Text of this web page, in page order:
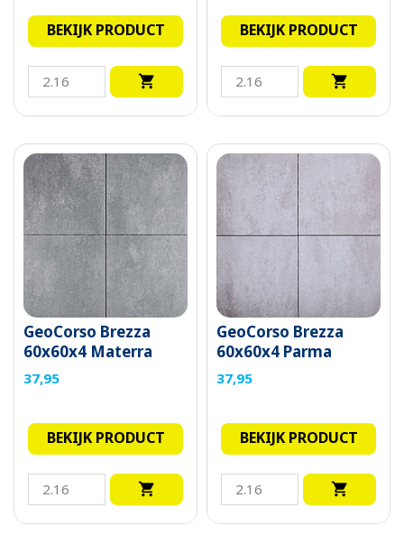
BEKIJK PRODUCT

BEKIJK PRODUCT

GeoCorso Brezza
60x60x4 Materra
37,95
BEKIJK PRODUCT

GeoCorso Brezza
60x60x4 Parma
37,95
BEKIJK PRODUCT
